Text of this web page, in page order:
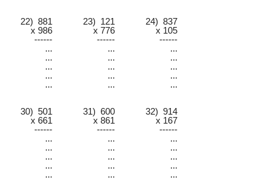
22) 881 23) 121
24) 837
x 986 x 776
x 105
------ ------
------
... ...
...
... ...
...
... ...
...
... ...
...
... ... ...
30) 501 31) 600
32) 914
x 661 x 861
x 167
------ ------
------
... ...
...
... ...
...
... ...
...
... ...
...
... ... ...